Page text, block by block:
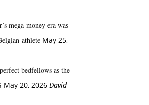
mega‑money era was
athlete May 25,
bedfellows as the
May 20, 2026 David